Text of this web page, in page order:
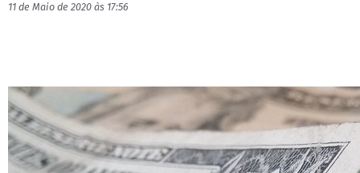
11 de Maio de 2020 às 17:56